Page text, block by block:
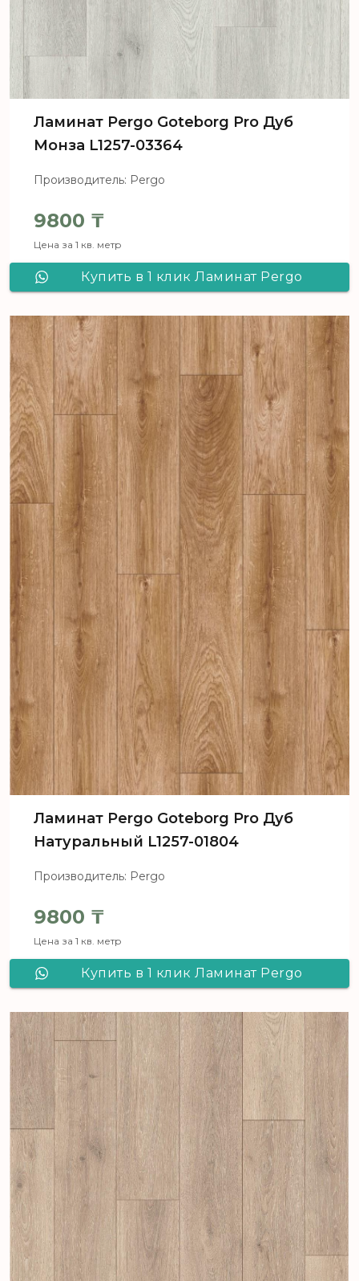
Ламинат Pergo Goteborg Pro Дуб
Монза L1257-03364
Производитель: Pergo
9800 ₸
Цена за 1 кв. метр
Купить в 1 клик Ламинат Pergo
Ламинат Pergo Goteborg Pro Дуб
Натуральный L1257-01804
Производитель: Pergo
9800 ₸
Цена за 1 кв. метр
Купить в 1 клик Ламинат Pergo
L1257-01804